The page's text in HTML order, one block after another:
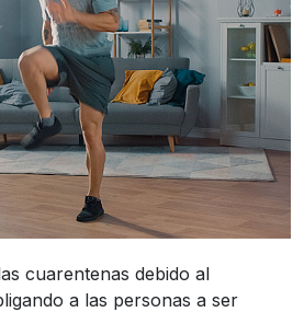
cuarentenas debido al
a las personas a ser